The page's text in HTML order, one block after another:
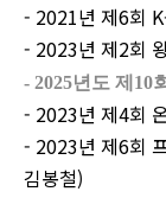
- 2021년 제6회
- 2023년 제2회
- 2025년도 제10
- 2023년 제4회
- 2023년 제6회
김봉철)